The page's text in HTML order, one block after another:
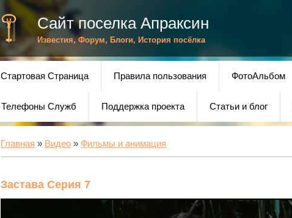
Сайт поселка Апраксин
Известия, Форум, Блоги, История посёлка
Стартовая Страница Правила пользования ФотоАльбом
Телефоны Служб Поддержка проекта Статьи и блог
Главная » Видео » Фильмы и анимация
Застава Серия 7